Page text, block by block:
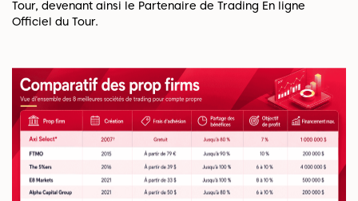
Tour, devenant ainsi le Partenaire de Trading En ligne
Officiel du Tour.